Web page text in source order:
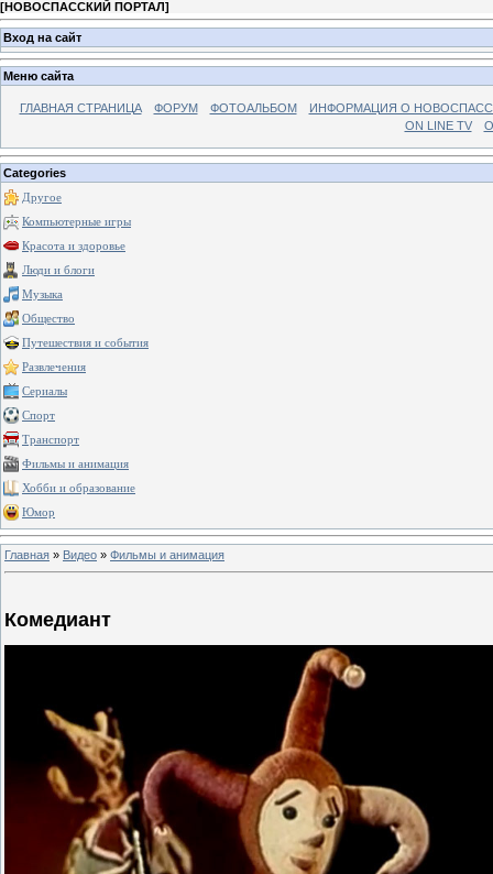
[НОВОСПАССКИЙ ПОРТАЛ]
Вход на сайт
Меню сайта
ГЛАВНАЯ СТРАНИЦА ФОРУМ ФОТОАЛЬБОМ
ИНФОРМАЦИЯ О
ON LINE TV
Categories
Другое
Компьютерные игры
Красота и здоровье
Люди и блоги
Музыка
Общество
Путешествия и события
Развлечения
Сериалы
Спорт
Транспорт
Фильмы и анимация
Хобби и образование
Юмор
Главная » Видео » Фильмы и анимация
Комедиант